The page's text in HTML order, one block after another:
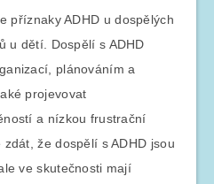
příznaky ADHD u dospělých
u dětí. Dospělí s ADHD
plánováním a
projevovat
a nízkou frustrační
že dospělí s ADHD jsou
ve skutečnosti mají